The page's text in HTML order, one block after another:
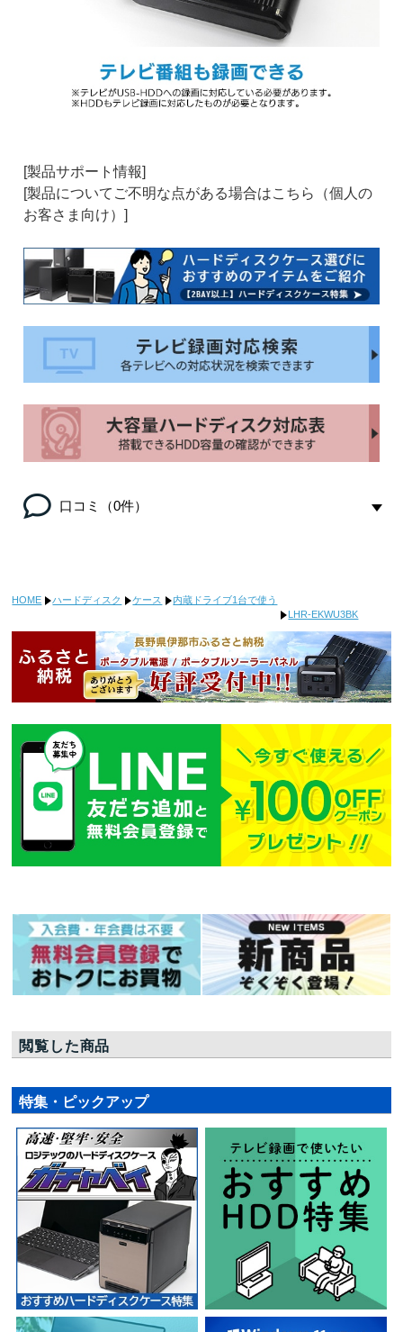
[製品サポート情報]
[製品についてご不明な点がある場合はこちら（個人の
お客さま向け）]
口コミ（0件）
HOME ハードディスク ケース
内蔵ドライブ1台で使う
LHR-EKWU3BK
閲覧した商品
特集・ピックアップ